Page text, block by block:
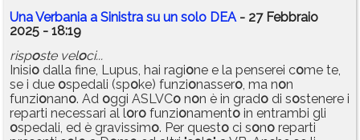
Una Verbania a Sinistra su un solo DEA- 27 Febbraio
2025 - 18:19
risposte veloci...
Inisio dalla fine, Lupus, hai ragione e la penserei come te,
se i due ospedali (spoke) funzionassero, ma non
funzionano. Ad oggi ASLVCo non è in grado di sostenere i
reparti necessari al loro funzionamento in entrambi gli
ospedali, ed è gravissimo. Per questo ci sono reparti